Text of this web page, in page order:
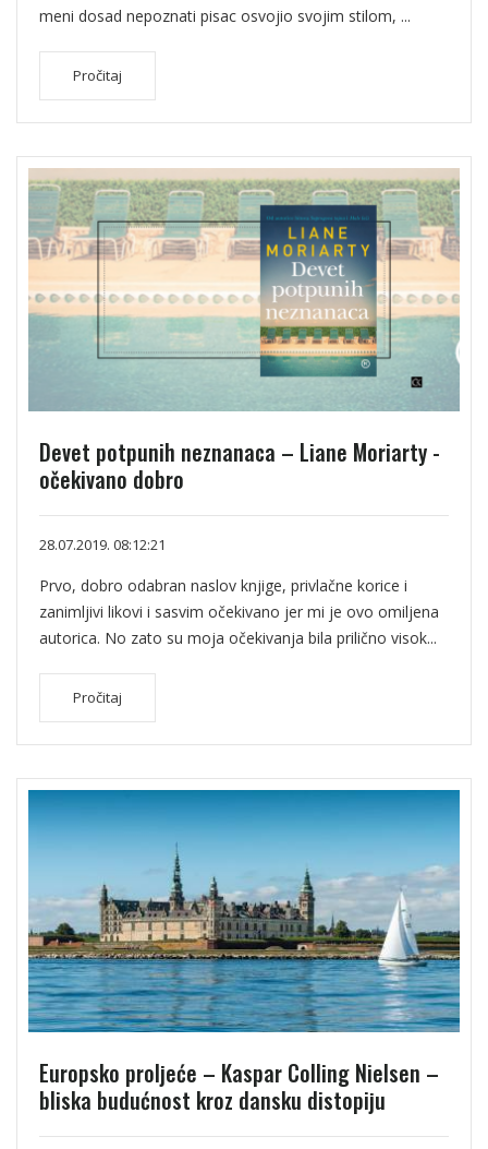
meni dosad nepoznati pisac osvojio svojim stilom, ...
Pročitaj
Devet potpunih neznanaca – Liane Moriarty -
očekivano dobro
28.07.2019. 08:12:21
Prvo, dobro odabran naslov knjige, privlačne korice i
zanimljivi likovi i sasvim očekivano jer mi je ovo omiljena
autorica. No zato su moja očekivanja bila prilično visok...
Pročitaj
Europsko proljeće – Kaspar Colling Nielsen –
bliska budućnost kroz dansku distopiju